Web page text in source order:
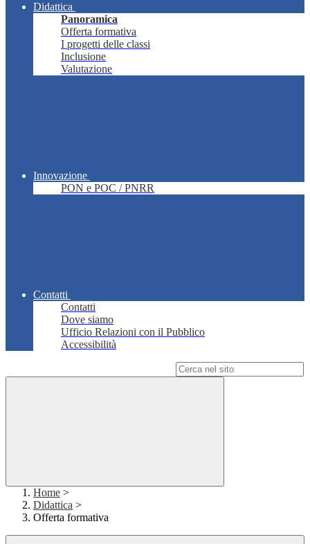
Didattica
Panoramica
Offerta formativa
I progetti delle classi
Inclusione
Valutazione
Innovazione
PON e POC / PNRR
Contatti
Contatti
Dove siamo
Ufficio Relazioni con il Pubblico
Accessibilità
Home >
Didattica >
Offerta formativa